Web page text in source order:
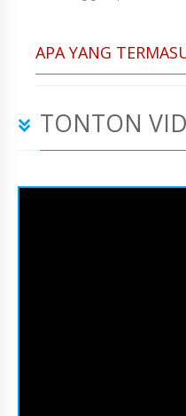
APA YANG
TONTON